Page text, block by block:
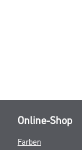
Online-Shop
Farben